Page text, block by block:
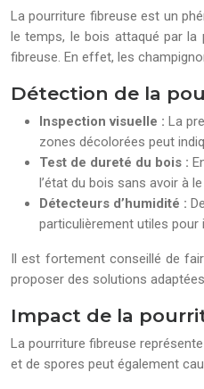
La pourriture fibreuse est un
le temps, le bois attaqué par la
fibreuse. En effet, les
Détection de la
Inspection visuelle : La
zones décolorées peut
Test de dureté du bois :
l’état du bois sans avoir à
Détecteurs d’humidité :
particulièrement utiles pour
Il est fortement conseillé de
proposer des solutions
Impact de la
La pourriture fibreuse
et de spores peut également